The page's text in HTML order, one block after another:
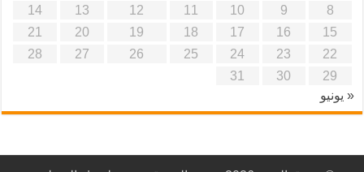
8
9
10
11
12
13
14
15
16
17
18
19
20
21
22
23
24
25
26
27
28
29
30
31
« يونيو